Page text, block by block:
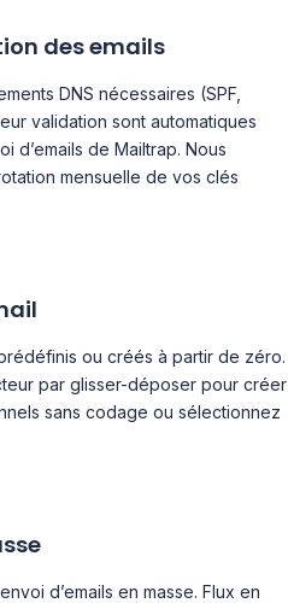
des emails
DNS nécessaires (SPF,
validation sont automatiques
d’emails de Mailtrap. Nous
mensuelle de vos clés
ou créés à partir de zéro.
par glisser-déposer pour créer
sans codage ou sélectionnez
d’emails en masse. Flux en